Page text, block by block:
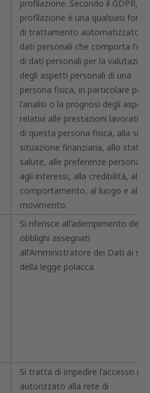
profilazione. Secondo il GDPR, la
profilazione è una qualsiasi
di trattamento automatizzato di
dati personali che comporta l'uso
di dati personali per la
degli aspetti personali di una
persona fisica, in particolare per
l'analisi o la prognosi degli aspetti
relativi alle prestazioni lavorative
di questa persona fisica, alla sua
situazione finanziaria, allo stato
salute, alle preferenze personali,
agli interessi, alla credibilità, al
comportamento, al luogo e al
movimento.
Si riferisce all'adempimento degli
obblighi assegnati
all'Amministratore dei Dati ai
della legge polacca.
Si tratta di impedire l'accesso
autorizzato alla rete di